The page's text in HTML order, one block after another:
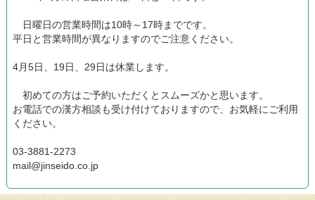
日曜日の営業時間は10時～17時までです。
平日と営業時間が異なりますのでご注意ください。
4月5日、19日、29日は休業します。
初めての方はご予約いただくとスムーズかと思います。
お電話での漢方相談も受け付けておりますので、お気軽にご利用
ください。
03-3881-2273
mail@jinseido.co.jp